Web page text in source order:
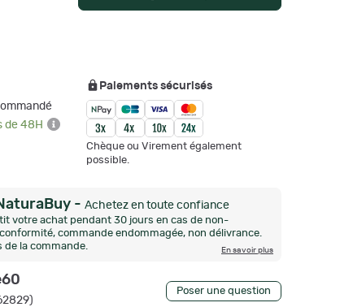
de 48H
Paiements sécurisés
Chèque ou Virement également
possible.
- Achetez en toute confiance
votre achat pendant 30 jours en cas de non-
commande endommagée, non délivrance.
de la commande.
En savoir plus
)
Poser une question